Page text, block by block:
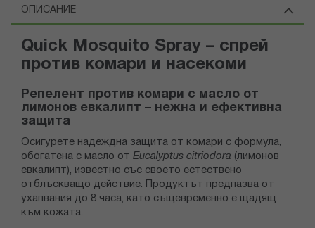
ОПИСАНИЕ
Quick Mosquito Spray – спрей
против комари и насекоми
Репелент против комари с масло от
лимонов евкалипт – нежна и ефективна
защита
Осигурете надеждна защита от комари с формула,
обогатена с масло от Eucalyptus citriodora (лимонов
евкалипт), известно със своето естествено
отблъскващо действие. Продуктът предпазва от
ухапвания до 8 часа, като същевременно е щадящ
към кожата.